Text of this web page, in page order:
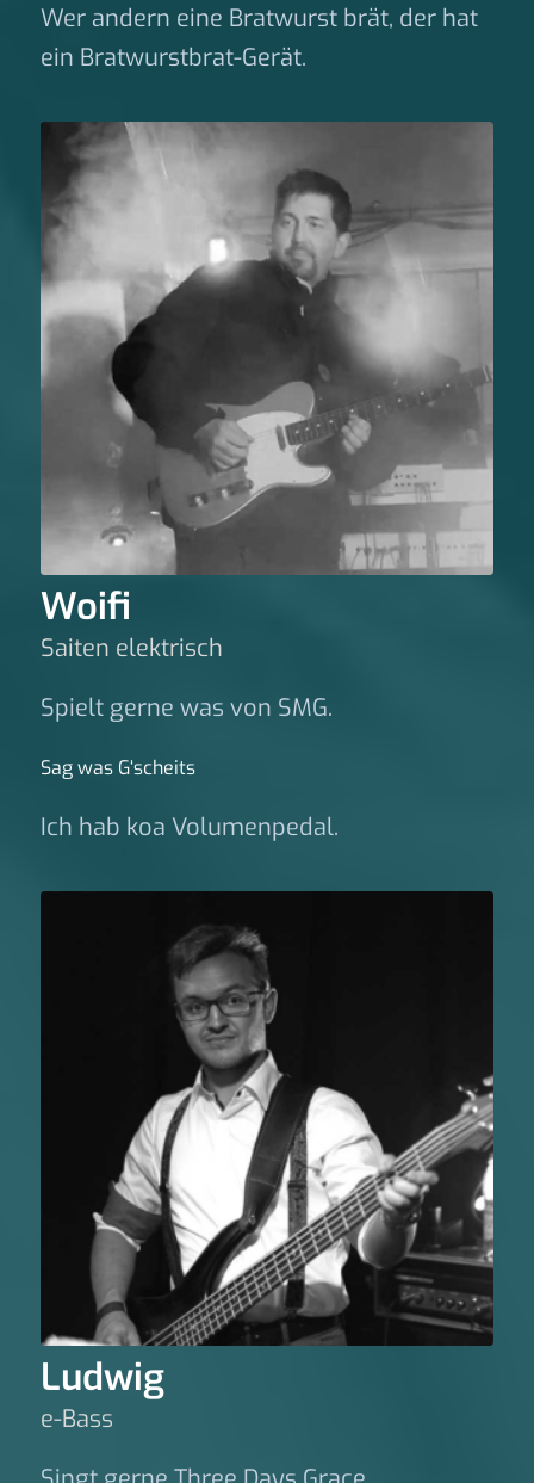
Wer andern eine Bratwurst brät, der hat
ein Bratwurstbrat-Gerät.
Woifi
Saiten elektrisch
Spielt gerne was von SMG.
Sag was G‘scheits
Ich hab koa Volumenpedal.
Ludwig
e-Bass